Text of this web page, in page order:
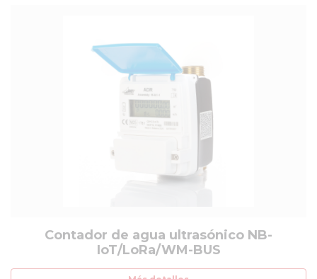
Contador de agua ultrasónico NB-
IoT/LoRa/WM-BUS